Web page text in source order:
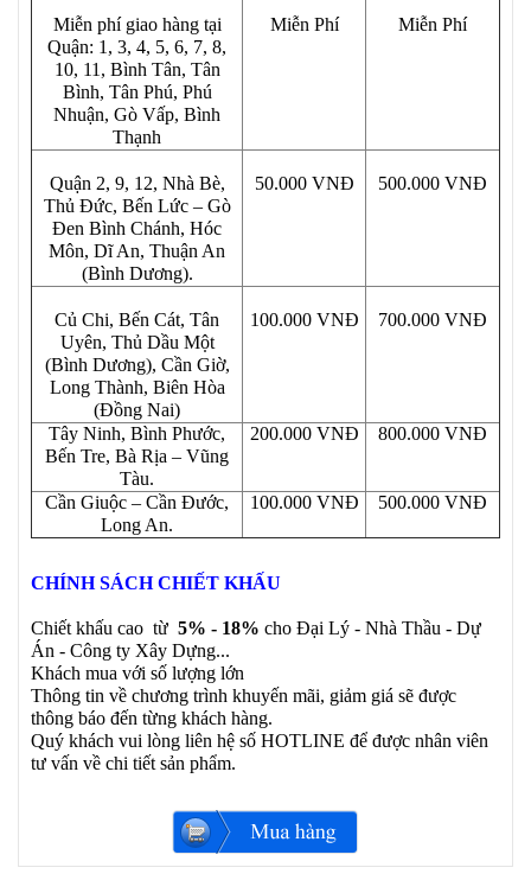
Miễn phí giao hàng tại
Quận: 1, 3, 4, 5, 6, 7, 8,
10, 11, Bình Tân, Tân
Bình, Tân Phú, Phú
Nhuận, Gò Vấp, Bình
Thạnh
Miễn Phí Miễn Phí
Quận 2, 9, 12, Nhà Bè,
Thủ Đức, Bến Lức – Gò
Đen Bình Chánh, Hóc
Môn, Dĩ An, Thuận An
(Bình Dương).
50.000 VNĐ 500.000 VNĐ
Củ Chi, Bến Cát, Tân
Uyên, Thủ Dầu Một
(Bình Dương), Cần Giờ,
Long Thành, Biên Hòa
(Đồng Nai)
100.000 VNĐ 700.000 VNĐ
Tây Ninh, Bình Phước,
Bến Tre, Bà Rịa – Vũng
Tàu.
200.000 VNĐ 800.000 VNĐ
Cần Giuộc – Cần Đước,
Long An.
100.000 VNĐ 500.000 VNĐ
CHÍNH SÁCH CHIẾT KHẤU
Chiết khấu cao từ 5% - 18% cho Đại Lý - Nhà Thầu - Dự
Án - Công ty Xây Dựng...
Khách mua với số lượng lớn
Thông tin về chương trình khuyến mãi, giảm giá sẽ được
thông báo đến từng khách hàng.
Quý khách vui lòng liên hệ số HOTLINE để được nhân viên
tư vấn về chi tiết sản phẩm.